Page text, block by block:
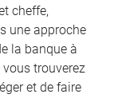
cheffe,
une approche
la banque à
trouverez
et de faire